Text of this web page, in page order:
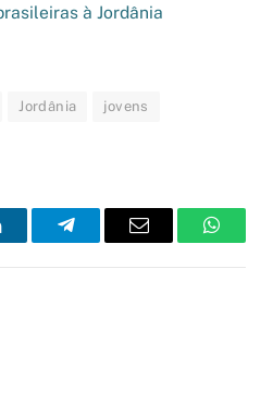
à Jordânia
Jordânia jovens
TelegramEmail